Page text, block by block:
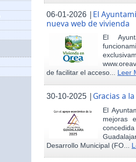
06-01-2026 | El
nueva web de vivienda
El
de facilitar el acceso... Leer
30-10-2025 | Gracias a
El
mejoras
Desarrollo Municipal (FO...